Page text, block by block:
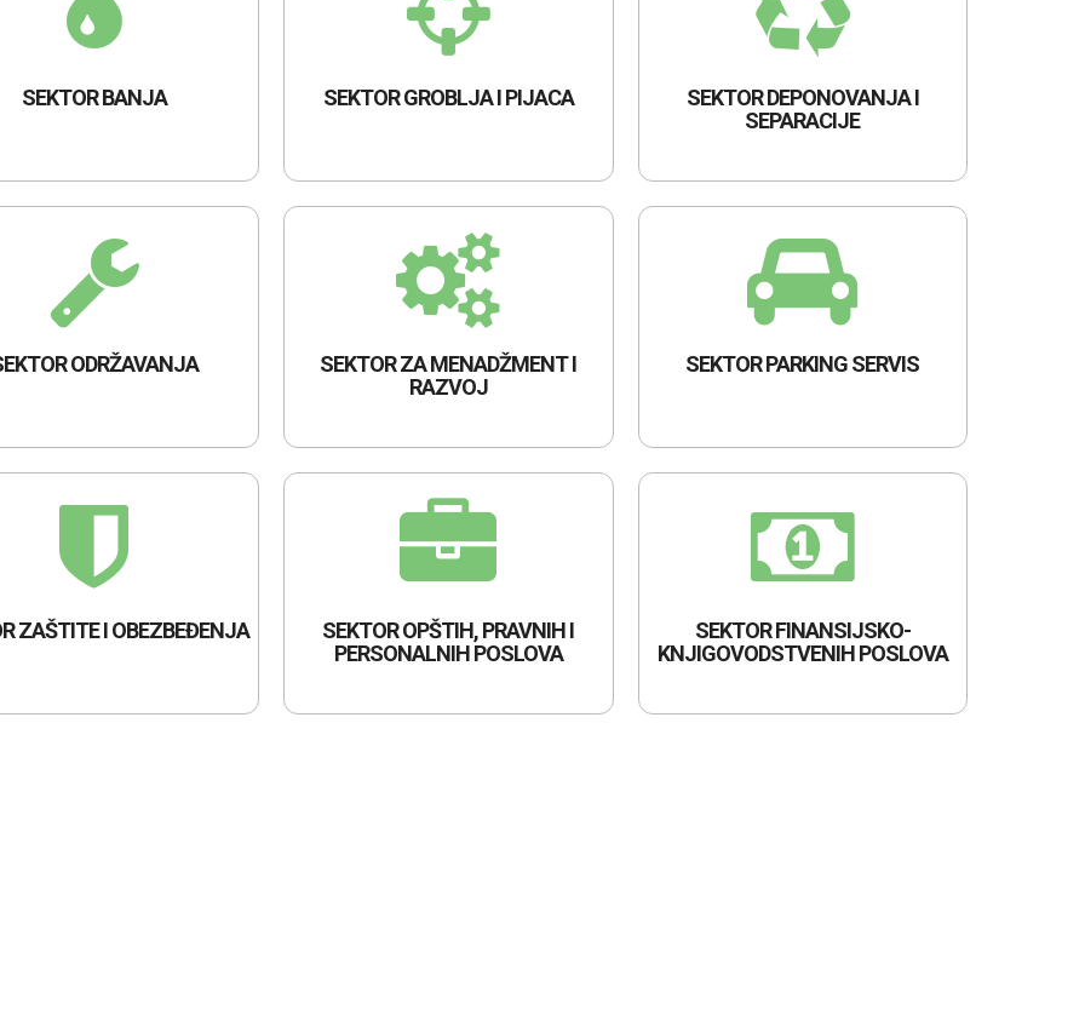
SEKTOR BANJA SEKTOR GROBLJA I PIJACA
SEKTOR DEPONOVANJA I
SEPARACIJE
ODRŽAVANJA
SEKTOR ZA MENADŽMENT I
RAZVOJ
SEKTOR PARKING SERVIS
ZAŠTITE I OBEZBEĐENJA
SEKTOR OPŠTIH, PRAVNIH I
PERSONALNIH POSLOVA
SEKTOR FINANSIJSKO-
KNJIGOVODSTVENIH POSLOVA